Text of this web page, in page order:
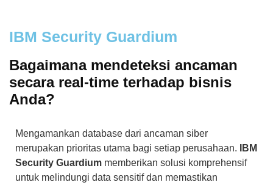
IBM Security Guardium
Bagaimana mendeteksi ancaman
secara real-time terhadap bisnis
Anda?
Mengamankan database dari ancaman siber
merupakan prioritas utama bagi setiap perusahaan.
IBM
Security Guardium memberikan solusi komprehensif
untuk melindungi data sensitif dan memastikan